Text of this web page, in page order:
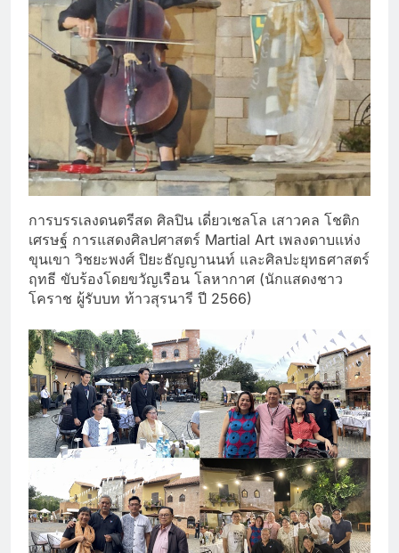
การบรรเลงดนตรีสด ศิลปิน เดี่ยวเชลโล เสาวคล โชติก
เศรษฐ์ การแสดงศิลปศาสตร์ Martial Art เพลงดาบแห่ง
ขุนเขา วิชยะพงศ์ ปิยะธัญญานนท์ และศิลปะยุทธศาสตร์
ฤทธี ขับร้องโดยขวัญเรือน โลหากาศ (นักแสดงชาว
โคราช ผู้รับบท ท้าวสุรนารี ปี 2566)